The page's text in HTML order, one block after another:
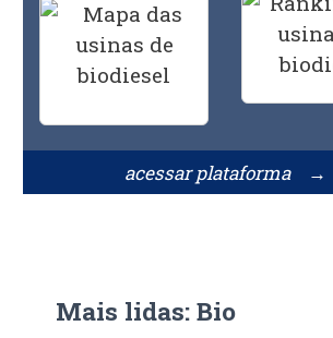
acessar plataforma →
Mais lidas: Bio